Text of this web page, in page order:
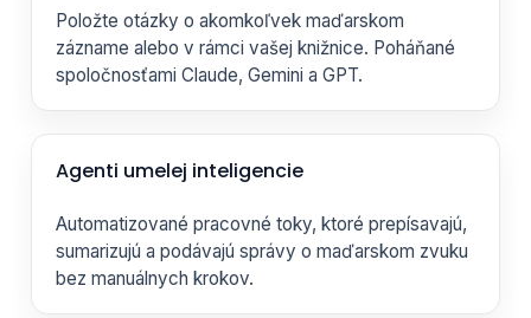
Položte otázky o akomkoľvek maďarskom
zázname alebo v rámci vašej knižnice. Poháňané
spoločnosťami Claude, Gemini a GPT.
Agenti umelej inteligencie
Automatizované pracovné toky, ktoré prepísavajú,
sumarizujú a podávajú správy o maďarskom zvuku
bez manuálnych krokov.